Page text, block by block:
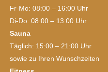
Fr-Mo: 08:00 – 16:00 Uhr
Di-Do: 08:00 – 13:00 Uhr
Sauna
Täglich: 15:00 – 21:00 Uhr
sowie zu Ihren Wunschzeiten